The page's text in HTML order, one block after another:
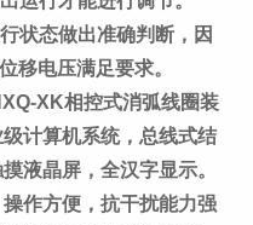
状态做出准确判断，因
移电压满足要求。
-XK相控式消弧线圈装
计算机系统，总线式结
液晶屏，全汉字显示。
作方便，抗干扰能力强